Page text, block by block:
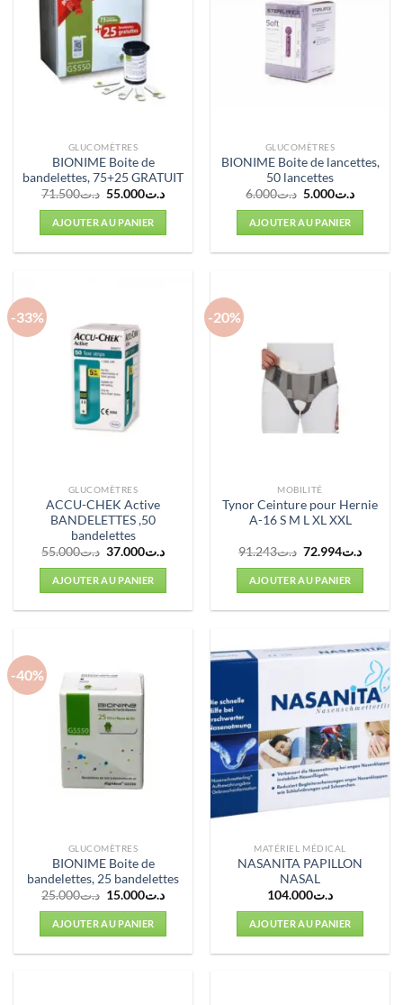
GLUCOMÈTRES
BIONIME Boite de
bandelettes, 75+25 GRATUIT
د.ت71.500
Le
initial
était :
د.ت71.500.
د.ت55.000
Le
AJOUTER AU PANIER
GLUCOMÈTRES
BIONIME Boite de lancettes,
50 lancettes
د.ت6.000
Le
initial
était :
د.ت6.000.
د.ت5.000
Le
AJOUTER AU PANIER
-33%
GLUCOMÈTRES
ACCU-CHEK Active
BANDELETTES ,50
bandelettes
د.ت55.000
Le
initial
était :
د.ت55.000.
د.ت37.000
Le
AJOUTER AU PANIER
-20%
MOBILITÉ
Tynor Ceinture pour Hernie
A-16 S M L XL XXL
د.ت91.243
Le
initial
était :
د.ت91.243.
د.ت72.994
Le
AJOUTER AU PANIER
-40%
GLUCOMÈTRES
BIONIME Boite de
bandelettes, 25 bandelettes
د.ت25.000
Le
initial
était :
د.ت25.000.
د.ت15.000
Le
AJOUTER AU PANIER
MATÉRIEL MÉDICAL
NASANITA PAPILLON
NASAL
د.ت104.000
AJOUTER AU PANIER